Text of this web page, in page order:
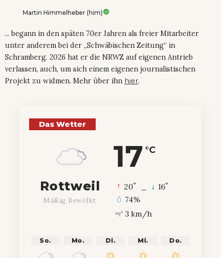
Martin Himmelheber (him)
... begann in den späten 70er Jahren als freier Mitarbeiter
unter anderem bei der „Schwäbischen Zeitung“ in
Schramberg. 2026 hat er die NRWZ auf eigenen Antrieb
verlassen, auch, um sich einem eigenen journalistischen
Projekt zu widmen. Mehr über ihn hier.
Das Wetter
17 °C
Rottweil
Mäßig Bewölkt
20° 16°
74%
3 km/h
So. Mo. Di. Mi. Do.